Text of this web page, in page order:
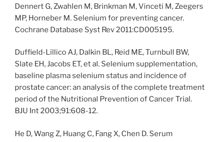
Dennert G, Zwahlen M, Brinkman M, Vinceti M, Zeegers
MP, Horneber M. Selenium for preventing cancer.
Cochrane Database Syst Rev 2011:CD005195.
Duffield-Lillico AJ, Dalkin BL, Reid ME, Turnbull BW,
Slate EH, Jacobs ET, et al. Selenium supplementation,
baseline plasma selenium status and incidence of
prostate cancer: an analysis of the complete treatment
period of the Nutritional Prevention of Cancer Trial.
BJU Int 2003;91:608-12.
He D, Wang Z, Huang C, Fang X, Chen D. Serum